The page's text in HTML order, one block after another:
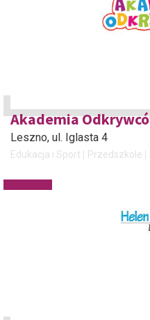
Akademia
Leszno, ul. Iglasta 4
Edukacja i Sport Przedszkole